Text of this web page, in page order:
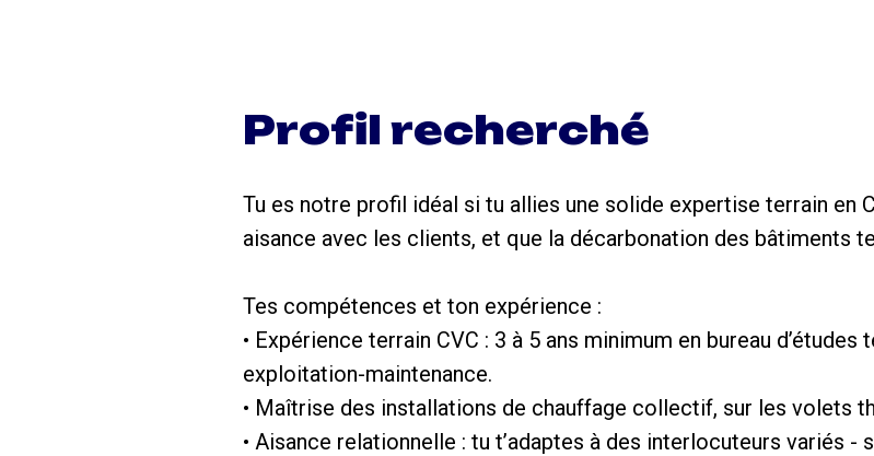
Profil recherché
Tu es notre profil idéal si tu allies une solide expertise terrain en
aisance avec les clients, et que la décarbonation des bâtiments
Tes compétences et ton expérience :
• Expérience terrain CVC : 3 à 5 ans minimum en bureau
exploitation-maintenance.
• Maîtrise des installations de chauffage collectif, sur les volets
• Aisance relationnelle : tu t’adaptes à des interlocuteurs variés